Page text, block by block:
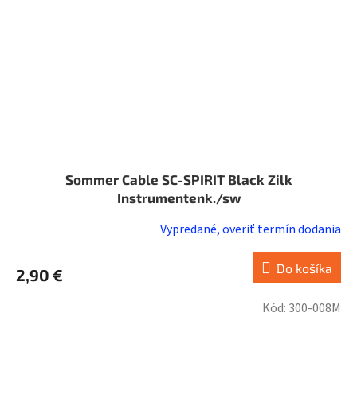
Sommer Cable SC-SPIRIT Black Zilk
Instrumentenk./sw
Vypredané, overiť termín dodania
2,90 € Do košíka
Kód: 300-008M